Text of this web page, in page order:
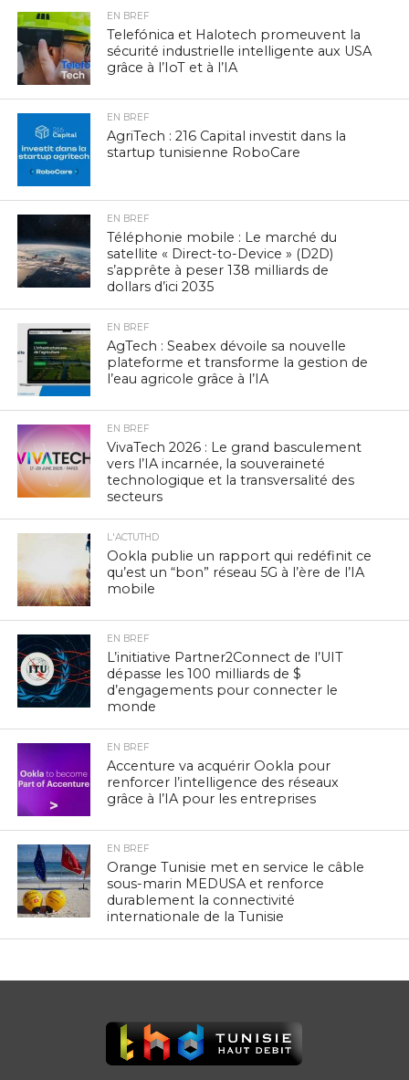
EN BREF
Telefónica et Halotech promeuvent la
sécurité industrielle intelligente aux USA
grâce à l’IoT et à l’IA
EN BREF
AgriTech : 216 Capital investit dans la
startup tunisienne RoboCare
EN BREF
Téléphonie mobile : Le marché du
satellite « Direct-to-Device » (D2D)
s’apprête à peser 138 milliards de
dollars d’ici 2035
EN BREF
AgTech : Seabex dévoile sa nouvelle
plateforme et transforme la gestion de
l’eau agricole grâce à l’IA
EN BREF
VivaTech 2026 : Le grand basculement
vers l’IA incarnée, la souveraineté
technologique et la transversalité des
secteurs
L'ACTUTHD
Ookla publie un rapport qui redéfinit ce
qu’est un “bon” réseau 5G à l’ère de l’IA
mobile
EN BREF
L’initiative Partner2Connect de l’UIT
dépasse les 100 milliards de $
d’engagements pour connecter le
monde
EN BREF
Accenture va acquérir Ookla pour
renforcer l’intelligence des réseaux
grâce à l’IA pour les entreprises
EN BREF
Orange Tunisie met en service le câble
sous-marin MEDUSA et renforce
durablement la connectivité
internationale de la Tunisie